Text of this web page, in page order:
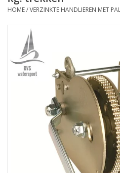
Rvs Accessoires
Rvs Ketting
Handlier
HOME/VERZINKTE HANDLIEREN MET